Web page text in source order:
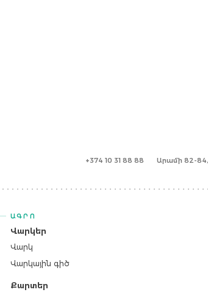
+374 10 31 88 88 Արամի 82-
ԱԳՐՈ
Վարկեր
Վարկ
Վարկային գիծ
Քարտեր